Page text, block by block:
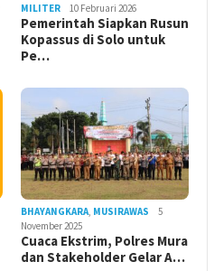
MILITER 10 Februari 2026
Pemerintah Siapkan Rusun
Kopassus di Solo untuk
Pe…
BHAYANGKARA MUSIRAWAS
5
November 2025
Cuaca Ekstrim, Polres Mura
dan Stakeholder Gelar A…